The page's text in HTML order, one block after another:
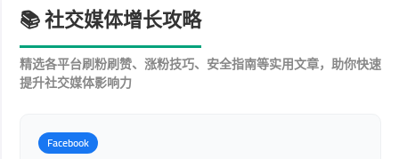
📚 社交媒体增长攻略
精选各平台刷粉刷赞、涨粉技巧、安全指南等实用文章，助你快速
提升社交媒体影响力
Facebook